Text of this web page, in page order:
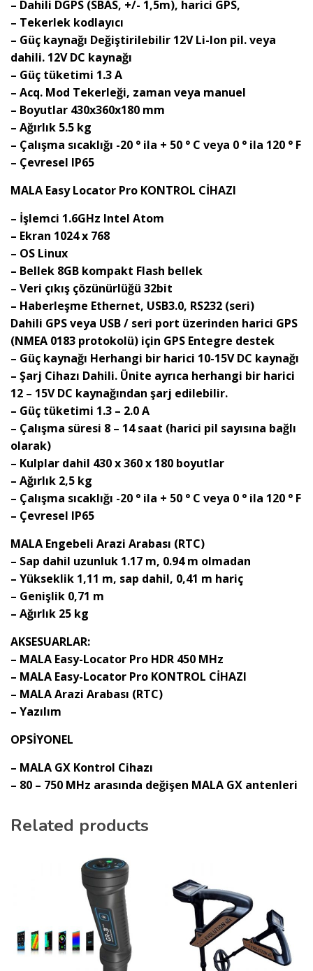
– Dahili DGPS (SBAS, +/- 1,5m), harici GPS,
– Tekerlek kodlayıcı
– Güç kaynağı Değiştirilebilir 12V Li-Ion pil. veya
dahili. 12V DC kaynağı
– Güç tüketimi 1.3 A
– Acq. Mod Tekerleği, zaman veya manuel
– Boyutlar 430x360x180 mm
– Ağırlık 5.5 kg
– Çalışma sıcaklığı -20 ° ila + 50 ° C veya 0 ° ila 120 ° F
– Çevresel IP65
MALA Easy Locator Pro KONTROL CİHAZI
– İşlemci 1.6GHz Intel Atom
– Ekran 1024 x 768
– OS Linux
– Bellek 8GB kompakt Flash bellek
– Veri çıkış çözünürlüğü 32bit
– Haberleşme Ethernet, USB3.0, RS232 (seri)
Dahili GPS veya USB / seri port üzerinden harici GPS
(NMEA 0183 protokolü) için GPS Entegre destek
– Güç kaynağı Herhangi bir harici 10-15V DC kaynağı
– Şarj Cihazı Dahili. Ünite ayrıca herhangi bir harici
12 – 15V DC kaynağından şarj edilebilir.
– Güç tüketimi 1.3 – 2.0 A
– Çalışma süresi 8 – 14 saat (harici pil sayısına bağlı
olarak)
– Kulplar dahil 430 x 360 x 180 boyutlar
– Ağırlık 2,5 kg
– Çalışma sıcaklığı -20 ° ila + 50 ° C veya 0 ° ila 120 ° F
– Çevresel IP65
MALA Engebeli Arazi Arabası (RTC)
– Sap dahil uzunluk 1.17 m, 0.94 m olmadan
– Yükseklik 1,11 m, sap dahil, 0,41 m hariç
– Genişlik 0,71 m
– Ağırlık 25 kg
AKSESUARLAR:
– MALA Easy-Locator Pro HDR 450 MHz
– MALA Easy-Locator Pro KONTROL CİHAZI
– MALA Arazi Arabası (RTC)
– Yazılım
OPSİYONEL
– MALA GX Kontrol Cihazı
– 80 – 750 MHz arasında değişen MALA GX antenleri
Related products